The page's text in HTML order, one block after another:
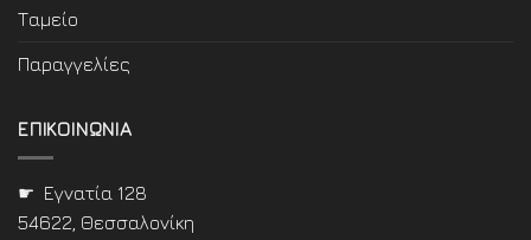
Ταμείο
Παραγγελίες
ΕΠΙΚΟΙΝΩΝΙΑ
☛ Εγνατία 128
54622, Θεσσαλονίκη